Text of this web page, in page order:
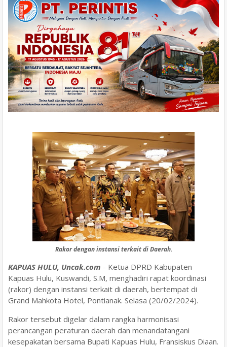
Rakor dengan instansi terkait di Daerah.
KAPUAS HULU, Uncak.com - Ketua DPRD Kabupaten
Kapuas Hulu, Kuswandi, S.M, menghadiri rapat koordinasi
(rakor) dengan instansi terkait di daerah, bertempat di
Grand Mahkota Hotel, Pontianak. Selasa (20/02/2024).
Rakor tersebut digelar dalam rangka harmonisasi
perancangan peraturan daerah dan menandatangani
kesepakatan bersama Bupati Kapuas Hulu, Fransiskus Diaan.